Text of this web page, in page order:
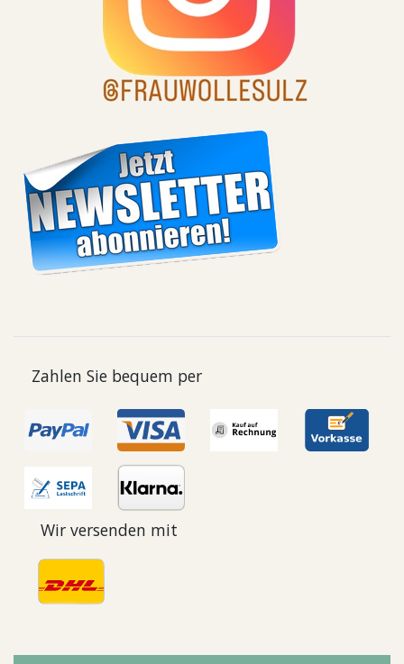
Zahlen Sie bequem per
Wir versenden mit